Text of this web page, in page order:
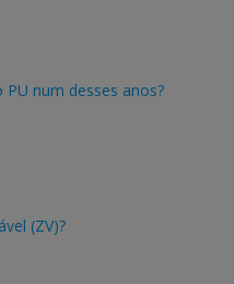
num desses anos?
(ZV)?